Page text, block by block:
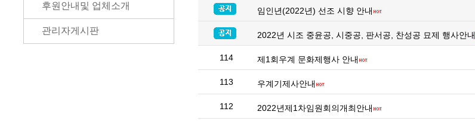
후원안내및 업체소개
관리자게시판
임인년(2022년) 선조 시향 안내
2022년 시조 중윤공, 시중공, 판서공, 찬성공 묘제 행사안내
114 제1회우계 문화제행사 안내
113 우계기제사안내
112 2022년제1차임원회의개최안내